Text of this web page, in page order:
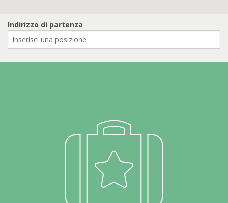
Indirizzo di partenza